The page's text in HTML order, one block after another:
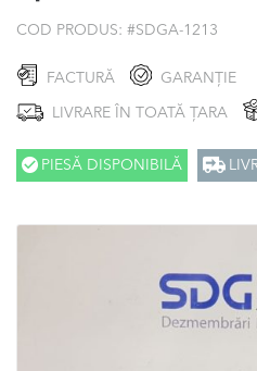
COD PRODUS: #SDGA-1213
FACTURĂ GARANȚIE
LIVRARE ÎN TOATĂ ȚARA
PIESĂ DISPONIBILĂ